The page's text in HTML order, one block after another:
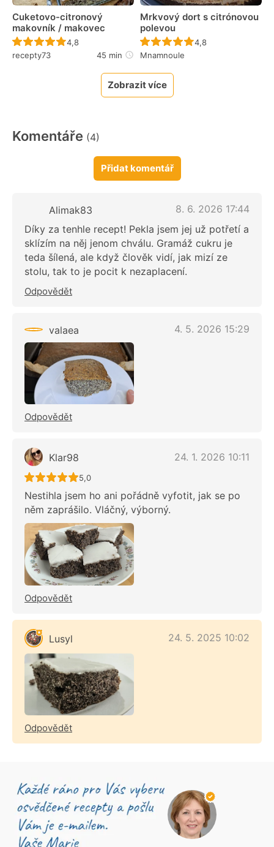
Cuketovo-citronový
makovník / makovec
Recept ještě nebyl hodnocen
4,8
recepty73
45 min
Mrkvový dort s citrónovou
polevou
Recept ještě nebyl
4,8
Mnamnoule
Zobrazit více
Komentáře (4)
Přidat komentář
Alimak83
8. 6. 2026 17:44
Díky za tenhle recept! Pekla jsem jej už potřetí a
sklízím na něj jenom chválu. Gramáž cukru je
teda šílená, ale když člověk vidí, jak mizí ze
stolu, tak to je pocit k nezaplacení.
Odpovědět
valaea 4. 5. 2026 15:29
Odpovědět
Klar98 24. 1. 2026 10:11
Recept ještě nebyl hodnocen
5,0
Nestihla jsem ho ani pořádně vyfotit, jak se po
něm zaprášilo. Vláčný, výborný.
Odpovědět
Lusyl 24. 5. 2025 10:02
Odpovědět